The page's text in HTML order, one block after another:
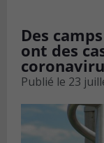
Des
ont des
Publié le 23